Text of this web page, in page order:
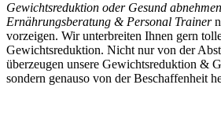
Gewichtsreduktion oder Gesund
Ernährungsberatung & Personal Trainer
vorzeigen. Wir unterbreiten Ihnen gern
Gewichtsreduktion. Nicht nur von der
überzeugen unsere Gewichtsreduktion &
sondern genauso von der Beschaffenheit